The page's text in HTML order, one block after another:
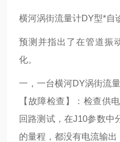
横河涡街流量计DY型*自
预测并指出了在管道振
化。
一，一台横河DY涡街流
【故障检查】：检查供
回路测试，在J10参数中
的量程，都没有电流输出